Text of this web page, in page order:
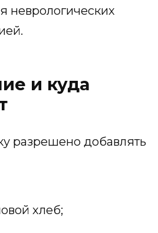
неврологических
и куда
разрешено добавлять
хлеб;